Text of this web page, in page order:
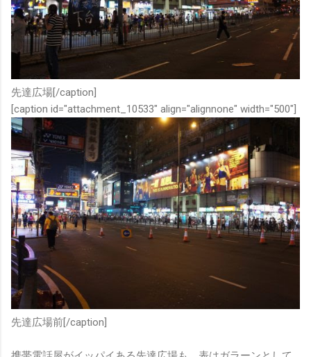
先達広場[/caption]
[caption id="attachment_10533" align="alignnone" width="500"]
先達広場前[/caption]